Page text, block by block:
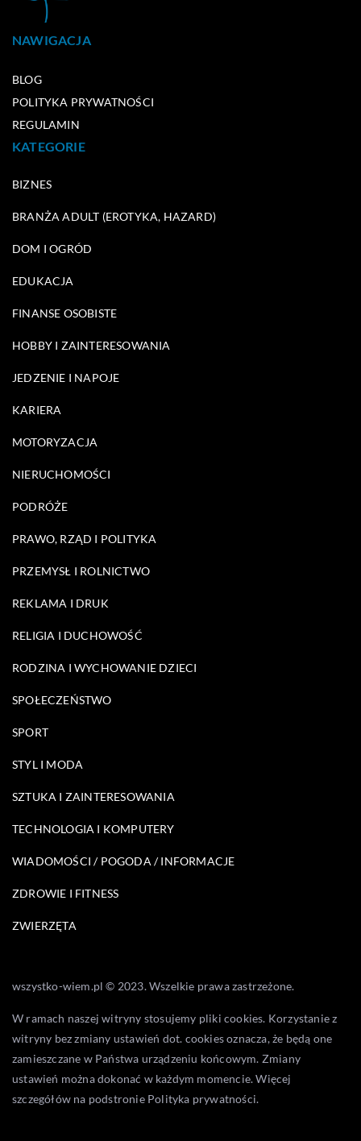
NAWIGACJA
BLOG
POLITYKA PRYWATNOŚCI
REGULAMIN
KATEGORIE
BIZNES
BRANŻA ADULT (EROTYKA, HAZARD)
DOM I OGRÓD
EDUKACJA
FINANSE OSOBISTE
HOBBY I ZAINTERESOWANIA
JEDZENIE I NAPOJE
KARIERA
MOTORYZACJA
NIERUCHOMOŚCI
PODRÓŻE
PRAWO, RZĄD I POLITYKA
PRZEMYSŁ I ROLNICTWO
REKLAMA I DRUK
RELIGIA I DUCHOWOŚĆ
RODZINA I WYCHOWANIE DZIECI
SPOŁECZEŃSTWO
SPORT
STYL I MODA
SZTUKA I ZAINTERESOWANIA
TECHNOLOGIA I KOMPUTERY
WIADOMOŚCI / POGODA / INFORMACJE
ZDROWIE I FITNESS
ZWIERZĘTA
wszystko-wiem.pl © 2023. Wszelkie prawa zastrzeżone.
W ramach naszej witryny stosujemy pliki cookies. Korzystanie z
witryny bez zmiany ustawień dot. cookies oznacza, że będą one
zamieszczane w Państwa urządzeniu końcowym. Zmiany
ustawień można dokonać w każdym momencie. Więcej
szczegółów na podstronie Polityka prywatności.